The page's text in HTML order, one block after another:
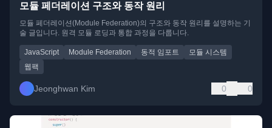
모듈 페더레이션 구조와 동작 원리
모듈 페더레이션(Module Federation)의 구조와 동작 원리를 설명하는 기
술 글입니다. 원격 모듈 로딩과 통합 과정을 다룹니다.
JavaScript Module Federation 동적 임포트
모듈 시스템
웹팩
Jeonghwan Kim 0 0